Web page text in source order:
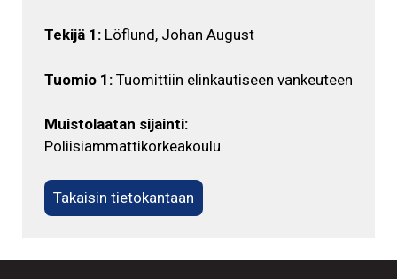
Tekijä 1: Löflund, Johan August
Tuomio 1: Tuomittiin elinkautiseen vankeuteen
Muistolaatan sijainti:
Poliisiammattikorkeakoulu
Takaisin tietokantaan